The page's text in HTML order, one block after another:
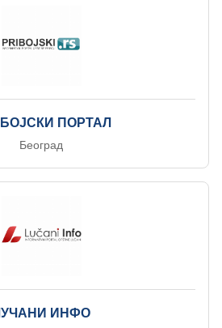
ПОРТАЛ
Београд
ИНФО